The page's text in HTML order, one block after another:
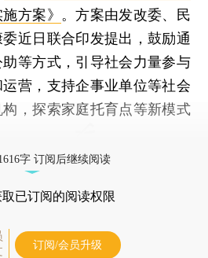
方案》 。方案由发改委、民
近日联合印发提出，鼓励通
等方式，引导社会力量参与
营，支持企事业单位等社会
，探索家庭托育点等新模式
字 订阅后继续阅读
取已订阅的阅读权限
订阅/会员升级